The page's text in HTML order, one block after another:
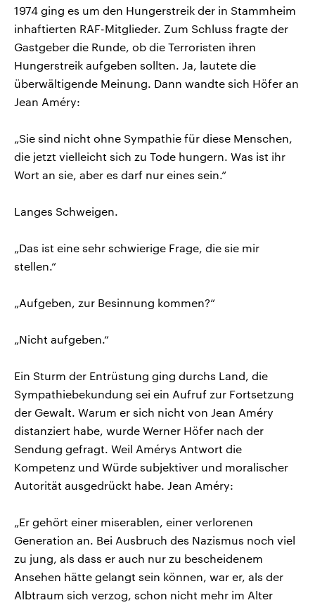
1974 ging es um den Hungerstreik der in Stammheim
inhaftierten RAF-Mitglieder. Zum Schluss fragte der
Gastgeber die Runde, ob die Terroristen ihren
Hungerstreik aufgeben sollten. Ja, lautete die
überwältigende Meinung. Dann wandte sich Höfer an
Jean Améry:
„Sie sind nicht ohne Sympathie für diese Menschen,
die jetzt vielleicht sich zu Tode hungern. Was ist ihr
Wort an sie, aber es darf nur eines sein.“
Langes Schweigen.
„Das ist eine sehr schwierige Frage, die sie mir
stellen.“
„Aufgeben, zur Besinnung kommen?“
„Nicht aufgeben.“
Ein Sturm der Entrüstung ging durchs Land, die
Sympathiebekundung sei ein Aufruf zur Fortsetzung
der Gewalt. Warum er sich nicht von Jean Améry
distanziert habe, wurde Werner Höfer nach der
Sendung gefragt. Weil Amérys Antwort die
Kompetenz und Würde subjektiver und moralischer
Autorität ausgedrückt habe. Jean Améry:
„Er gehört einer miserablen, einer verlorenen
Generation an. Bei Ausbruch des Nazismus noch viel
zu jung, als dass er auch nur zu bescheidenem
Ansehen hätte gelangt sein können, war er, als der
Albtraum sich verzog, schon nicht mehr im Alter